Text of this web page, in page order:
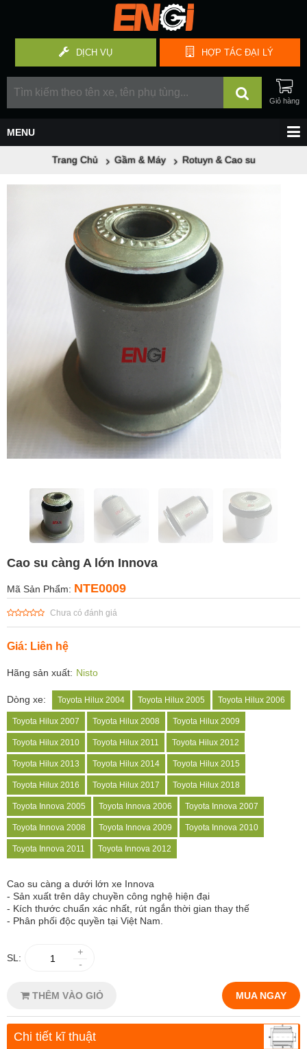
HỢP TÁC ĐẠI LÝ
DỊCH VỤ
Trang Chủ Gầm & Máy Rotuyn & Cao su
Cao su càng A lớn Innova
Mã Sản Phẩm: NTE0009
Chưa có đánh giá
Giá: Liên hệ
Hãng sản xuất: Nisto
Dòng xe: Toyota Hilux 2004 Toyota Hilux 2005 Toyota Hilux 2006
Toyota Hilux 2007 Toyota Hilux 2008 Toyota Hilux 2009
Toyota Hilux 2010 Toyota Hilux 2011 Toyota Hilux 2012
Toyota Hilux 2013 Toyota Hilux 2014 Toyota Hilux 2015
Toyota Hilux 2016 Toyota Hilux 2017 Toyota Hilux 2018
Toyota Innova 2005 Toyota Innova 2006 Toyota Innova 2007
Toyota Innova 2008 Toyota Innova 2009 Toyota Innova 2010
Toyota Innova 2011 Toyota Innova 2012
Cao su càng a dưới lớn xe Innova
- Sản xuất trên dây chuyền công nghệ hiện đại
- Kích thước chuẩn xác nhất, rút ngắn thời gian thay thế
- Phân phối độc quyền tại Việt Nam.
SL:
+
-
THÊM VÀO GIỎ MUA NGAY
Chi tiết kĩ thuật